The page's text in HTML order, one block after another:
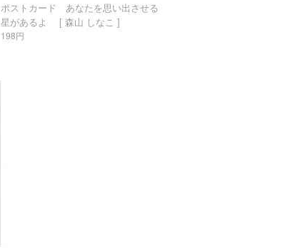
ポストカード あなたを思い出させる
星があるよ [ 森山 しなこ ]
198円